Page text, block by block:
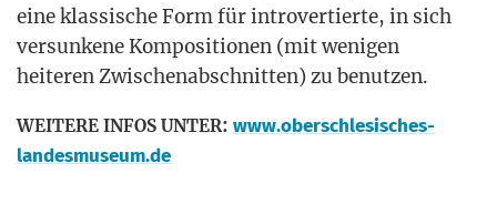
eine klas­si­sche Form für intro­ver­tier­te, in sich
ver­sun­ke­ne Kom­po­si­tio­nen (mit weni­gen
hei­te­ren Zwi­schen­ab­schnit­ten) zu benutzen.
WEITERE INFOS UNTER: www.oberschlesisches-
landesmuseum.de